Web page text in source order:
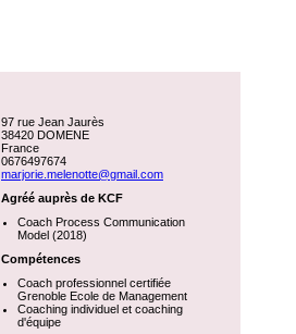
97 rue Jean Jaurès
38420 DOMENE
France
0676497674
marjorie.melenotte@gmail.com
Agréé auprès de KCF
Coach Process Communication
Model (2018)
Compétences
Coach professionnel certifiée
Grenoble Ecole de Management
Coaching individuel et coaching
d'équipe